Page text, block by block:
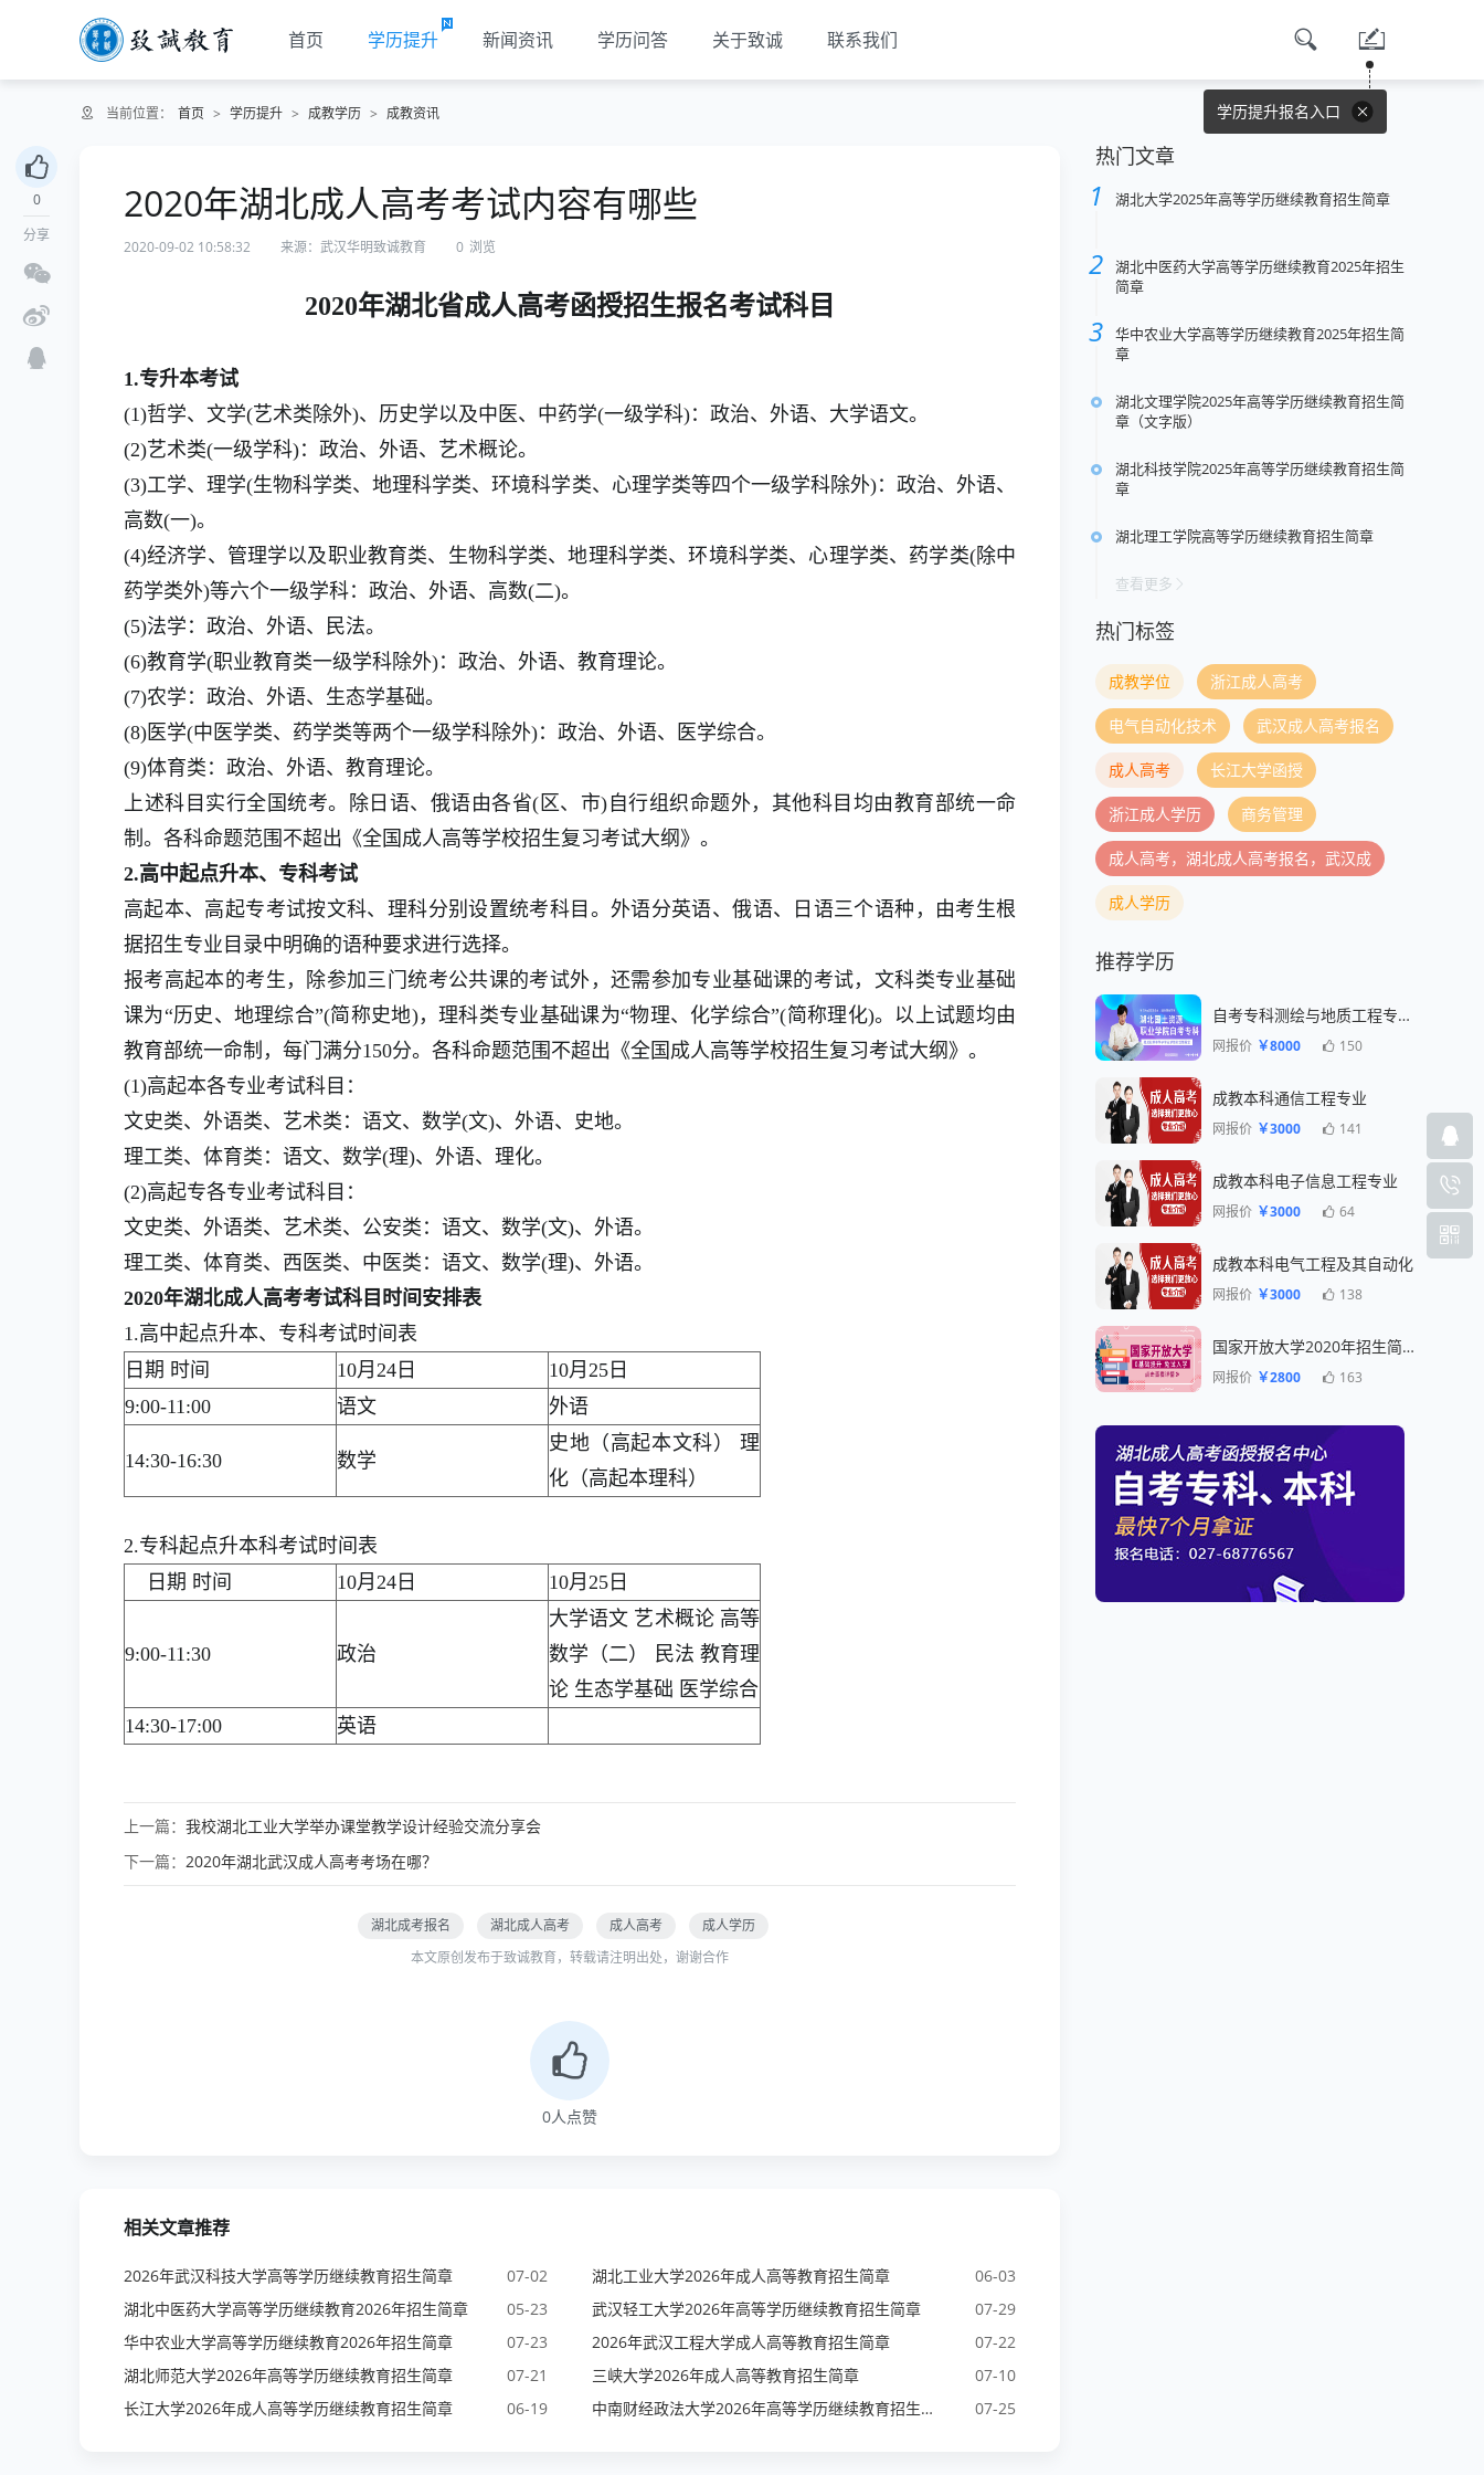
首页 学历提升 新闻资讯 学历问答 关于致诚 联系我们
学历提升报名入口
当前位置： 首页 > 学历提升 > 成教学历 > 成教资讯
0
分享
2020年湖北成人高考考试内容有哪些
2020-09-02 10:58:32 来源：武汉华明致诚教育 0 浏览
2020年湖北省成人高考函授招生报名考试科目
1.专升本考试
(1)哲学、文学(艺术类除外)、历史学以及中医、中药学(一级学科)：政治、外语、大学语文。
(2)艺术类(一级学科)：政治、外语、艺术概论。
(3)工学、理学(生物科学类、地理科学类、环境科学类、心理学类等四个一级学科除外)：政治、外语、
高数(一)。
(4)经济学、管理学以及职业教育类、生物科学类、地理科学类、环境科学类、心理学类、药学类(除中
药学类外)等六个一级学科：政治、外语、高数(二)。
(5)法学：政治、外语、民法。
(6)教育学(职业教育类一级学科除外)：政治、外语、教育理论。
(7)农学：政治、外语、生态学基础。
(8)医学(中医学类、药学类等两个一级学科除外)：政治、外语、医学综合。
(9)体育类：政治、外语、教育理论。
上述科目实行全国统考。除日语、俄语由各省(区、市)自行组织命题外，其他科目均由教育部统一命
制。各科命题范围不超出《全国成人高等学校招生复习考试大纲》。
2.高中起点升本、专科考试
高起本、高起专考试按文科、理科分别设置统考科目。外语分英语、俄语、日语三个语种，由考生根
据招生专业目录中明确的语种要求进行选择。
报考高起本的考生，除参加三门统考公共课的考试外，还需参加专业基础课的考试，文科类专业基础
课为“历史、地理综合”(简称史地)，理科类专业基础课为“物理、化学综合”(简称理化)。以上试题均由
教育部统一命制，每门满分150分。各科命题范围不超出《全国成人高等学校招生复习考试大纲》。
(1)高起本各专业考试科目：
文史类、外语类、艺术类：语文、数学(文)、外语、史地。
理工类、体育类：语文、数学(理)、外语、理化。
(2)高起专各专业考试科目：
文史类、外语类、艺术类、公安类：语文、数学(文)、外语。
理工类、体育类、西医类、中医类：语文、数学(理)、外语。
2020年湖北成人高考考试科目时间安排表
1.高中起点升本、专科考试时间表
日期 时间
10月24日
10月25日
9:00-11:00
语文 外语
14:30-16:30 数学
史地（高起本文科） 理
化（高起本理科）
2.专科起点升本科考试时间表
日期 时间
10月24日 10月25日
9:00-11:30 政治
大学语文 艺术概论 高等
数学（二） 民法 教育理
论 生态学基础 医学综合
14:30-17:00
英语
上一篇： 我校湖北工业大学举办课堂教学设计经验交流分享会
下一篇： 2020年湖北武汉成人高考考场在哪？
湖北成考报名 湖北成人高考 成人高考
成人学历
本文原创发布于致诚教育，转载请注明出处，谢谢合作
0人点赞
相关文章推荐
07-02
2026年武汉科技大学高等学历继续教育招生简章 06-03
湖北工业大学2026年成人高等教育招生简章
05-23
湖北中医药大学高等学历继续教育2026年招生简章 07-29
武汉轻工大学2026年高等学历继续教育招生简章
07-23
华中农业大学高等学历继续教育2026年招生简章 07-22
2026年武汉工程大学成人高等教育招生简章
07-21
湖北师范大学2026年高等学历继续教育招生简章 07-10
三峡大学2026年成人高等教育招生简章
06-19
长江大学2026年成人高等学历继续教育招生简章 07-25
中南财经政法大学2026年高等学历继续教育招生简章
热门文章
湖北大学2025年高等学历继续教育招生简章
湖北中医药大学高等学历继续教育2025年招生
简章
华中农业大学高等学历继续教育2025年招生简
章
湖北文理学院2025年高等学历继续教育招生简
章（文字版）
湖北科技学院2025年高等学历继续教育招生简
章
湖北理工学院高等学历继续教育招生简章
查看更多
热门标签
成教学位 浙江成人高考
电气自动化技术 武汉成人高考报名
成人高考 长江大学函授
浙江成人学历 商务管理
成人高考，湖北成人高考报名，武汉成
成人学历
推荐学历
自考专科测绘与地质工程专业一年毕业
网报价 ￥8000 150
成教本科通信工程专业
网报价 ￥3000 141
成教本科电子信息工程专业
网报价 ￥3000 64
成教本科电气工程及其自动化
网报价 ￥3000 138
国家开放大学2020年招生简章
网报价 ￥2800 163